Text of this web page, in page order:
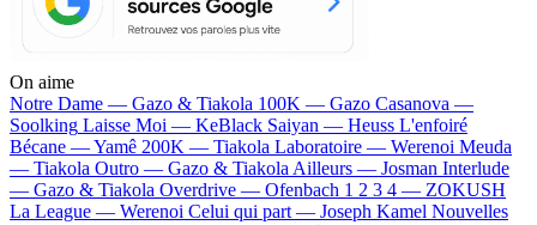
On aime
Notre Dame — Gazo & Tiakola 100K — Gazo Casanova —
Soolking Laisse Moi — KeBlack Saiyan — Heuss L'enfoiré
Bécane —Yamê 200K — Tiakola Laboratoire — Werenoi Meuda
— Tiakola Outro — Gazo & Tiakola Ailleurs — Josman Interlude
— Gazo & Tiakola Overdrive — Ofenbach 1 2 3 4 — ZOKUSH
La League — Werenoi Celui qui part — Joseph Kamel Nouvelles